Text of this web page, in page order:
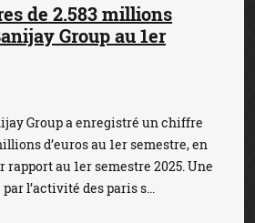
de 2.583 millions
Group au 1er
Group a enregistré un chiffre
d’euros au 1er semestre, en
rapport au 1er semestre 2025. Une
l’activité des paris s...